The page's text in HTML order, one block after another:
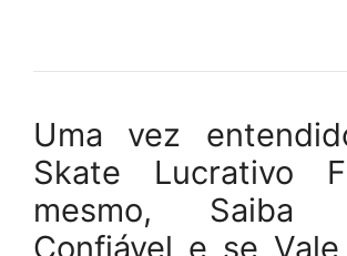
Uma vez
Skate Lucrativo
mesmo,
Confiável e se